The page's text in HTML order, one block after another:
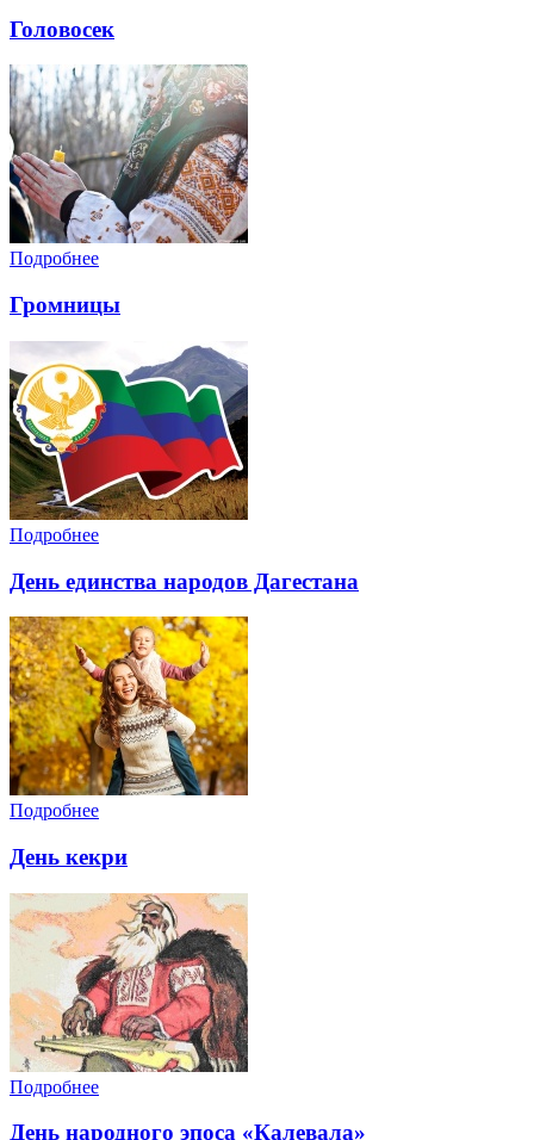
Головосек
Подробнее
Громницы
Подробнее
День единства народов Дагестана
Подробнее
День кекри
Подробнее
День народного эпоса «Калевала»